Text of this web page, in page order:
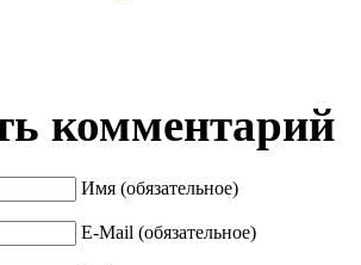
комментарий
Имя (обязательное)
E-Mail (обязательное)